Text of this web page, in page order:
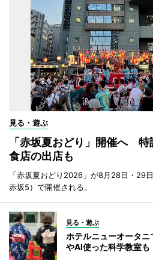
見る・遊ぶ
「赤坂夏おどり」開催へ 特
食店の出店も
「赤坂夏おどり2026」が8月28日・29
赤坂5）で開催される。
見る・遊ぶ
ホテルニューオータ
やAI使った科学教室も